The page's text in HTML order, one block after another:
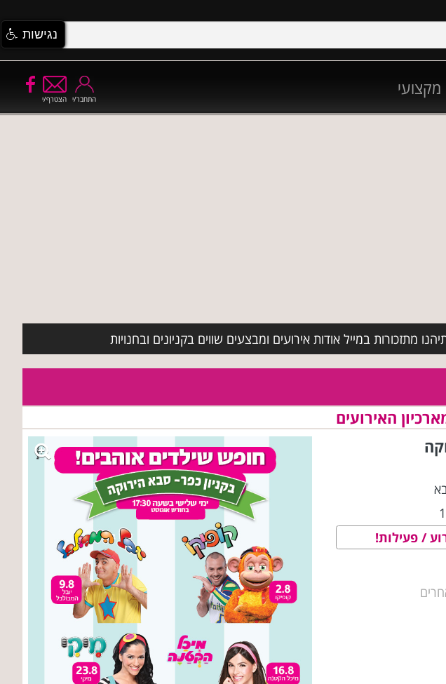
מקצועי
הצטרף/י התחבר/י
מתזכורות במייל אודות אירועים ומבצעים שווים בקניונים ובחנויות
האירועים
/ פעילות!
נגישות